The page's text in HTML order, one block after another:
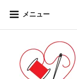
メニュー